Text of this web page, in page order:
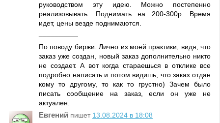
руководством эту идею. Можно постепенно
реализовывать. Поднимать на 200-300р. Время
идет, цены везде поднимаются.
По поводу биржи. Лично из моей практики, видя, что
заказ уже создан, новый заказ дополнительно никто
не создает. А вот когда стараешься в отклике все
подробно написать и потом видишь, что заказ отдан
кому то другому, то как то грустно) Зачем было
писать сообщение на заказ, если он уже не
актуален.
Евгений пишет 13.08.2024 в 18:08